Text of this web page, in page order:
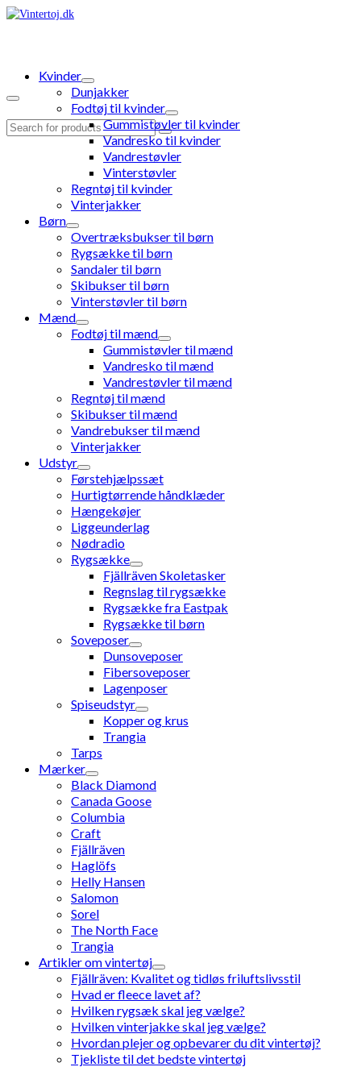
Search
Kvinder
Dunjakker
Fodtøj til kvinder
Gummistøvler til kvinder
Vandresko til kvinder
Vandrestøvler
Vinterstøvler
Regntøj til kvinder
Vinterjakker
Børn
Overtræksbukser til børn
Rygsække til børn
Sandaler til børn
Skibukser til børn
Vinterstøvler til børn
Mænd
Fodtøj til mænd
Gummistøvler til mænd
Vandresko til mænd
Vandrestøvler til mænd
Regntøj til mænd
Skibukser til mænd
Vandrebukser til mænd
Vinterjakker
Udstyr
Førstehjælpssæt
Hurtigtørrende håndklæder
Hængekøjer
Liggeunderlag
Nødradio
Rygsække
Fjällräven Skoletasker
Regnslag til rygsække
Rygsække fra Eastpak
Rygsække til børn
Soveposer
Dunsoveposer
Fibersoveposer
Lagenposer
Spiseudstyr
Kopper og krus
Trangia
Tarps
Mærker
Black Diamond
Canada Goose
Columbia
Craft
Fjällräven
Haglöfs
Helly Hansen
Salomon
Sorel
The North Face
Trangia
Artikler om vintertøj
Fjällräven: Kvalitet og tidløs friluftslivsstil
Hvad er fleece lavet af?
Hvilken rygsæk skal jeg vælge?
Hvilken vinterjakke skal jeg vælge?
Hvordan plejer og opbevarer du dit vintertøj?
Tjekliste til det bedste vintertøj